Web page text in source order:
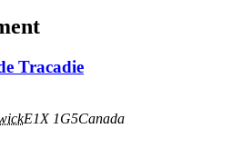
Tracadie
E1X 1G5Canada